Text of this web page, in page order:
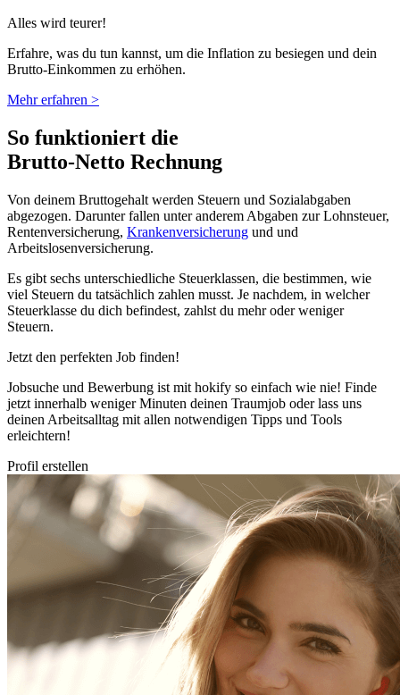
Alles wird teurer!
Erfahre, was du tun kannst, um die Inflation zu besiegen und dein
Brutto-Einkommen zu erhöhen.
Mehr erfahren >
So funktioniert die
Brutto-Netto Rechnung
Von deinem Bruttogehalt werden Steuern und Sozialabgaben
abgezogen. Darunter fallen unter anderem Abgaben zur Lohnsteuer,
Rentenversicherung, Krankenversicherung und und
Arbeitslosenversicherung.
Es gibt sechs unterschiedliche Steuerklassen, die bestimmen, wie
viel Steuern du tatsächlich zahlen musst. Je nachdem, in welcher
Steuerklasse du dich befindest, zahlst du mehr oder weniger
Steuern.
Jetzt den perfekten Job finden!
Jobsuche und Bewerbung ist mit hokify so einfach wie nie! Finde
jetzt innerhalb weniger Minuten deinen Traumjob oder lass uns
deinen Arbeitsalltag mit allen notwendigen Tipps und Tools
erleichtern!
Profil erstellen